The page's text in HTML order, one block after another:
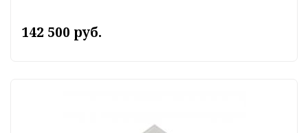
142 500 руб.